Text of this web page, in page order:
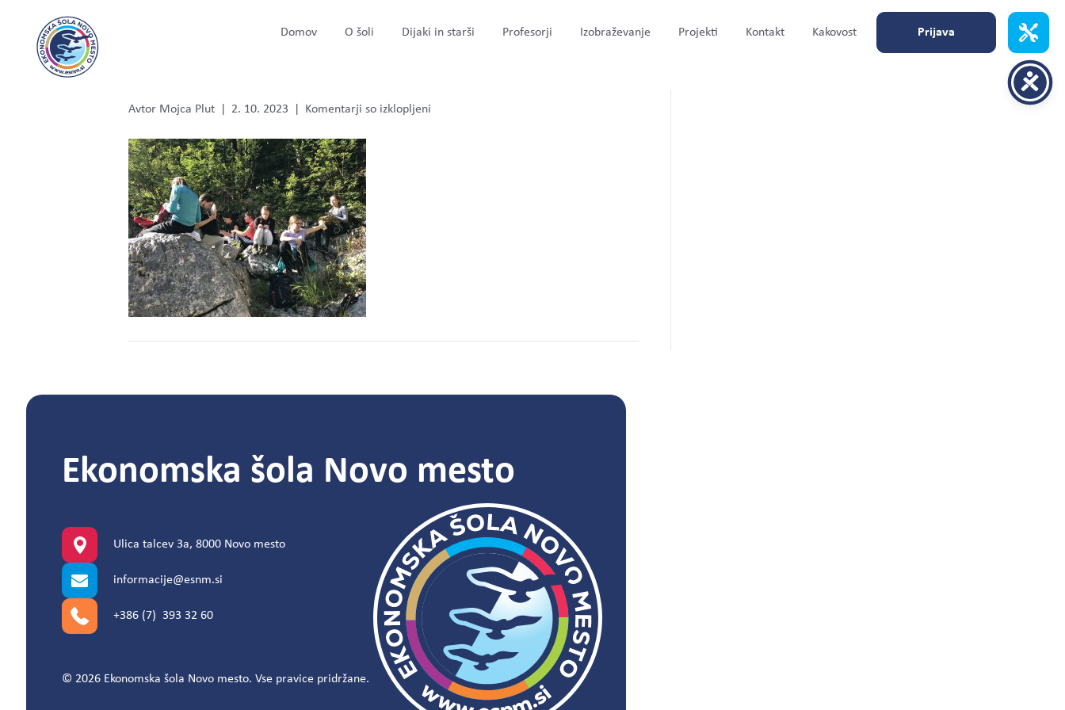
Domov O šoli Dijaki in starši Profesorji Izobraževanje Projekti Kontakt Kakovost Prijava
Avtor Mojca Plut 2. 10. 2023 Komentarji so izklopljeni
Ekonomska šola Novo mesto
Ulica talcev 3a, 8000 Novo mesto
informacije@esnm.si
+386 (7) 393 32 60
© 2026 Ekonomska šola Novo mesto. Vse pravice pridržane.